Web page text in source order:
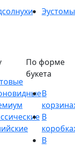
Эустомы
По форме
букета
В
В
В